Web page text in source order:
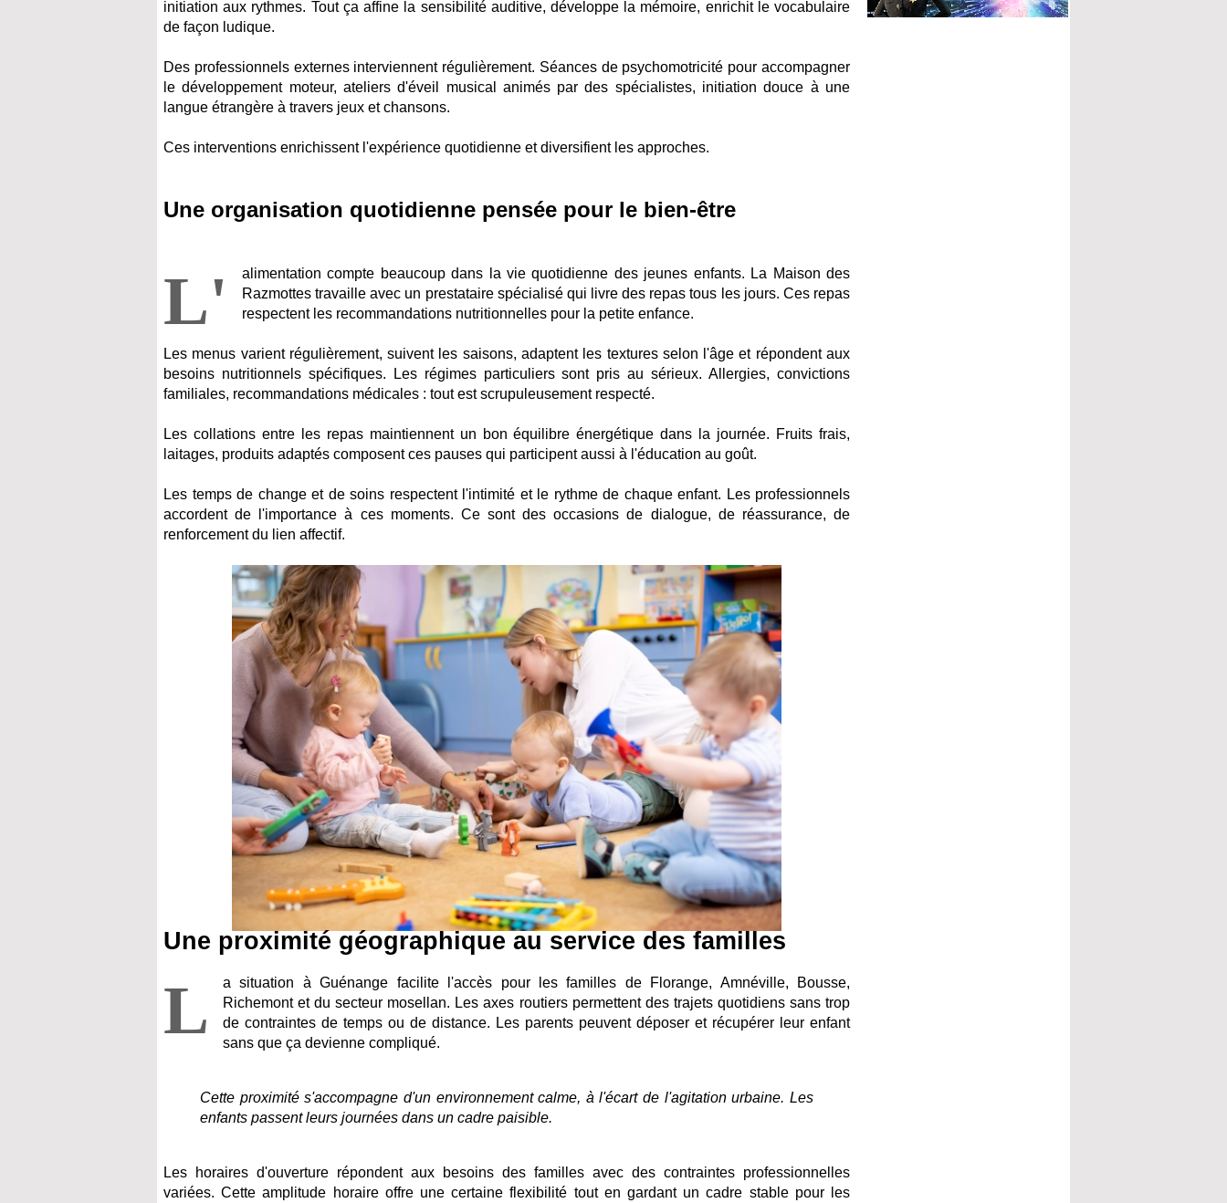
initiation aux rythmes. Tout ça affine la sensibilité auditive, développe la mémoire, enrichit le vocabulaire
de façon ludique.
Des professionnels externes interviennent régulièrement. Séances de psychomotricité pour accompagner
le développement moteur, ateliers d'éveil musical animés par des spécialistes, initiation douce à une
langue étrangère à travers jeux et chansons.
Ces interventions enrichissent l'expérience quotidienne et diversifient les approches.
Une organisation quotidienne pensée pour le bien-être
L'
alimentation compte beaucoup dans la vie quotidienne des jeunes enfants. La Maison des
Razmottes travaille avec un prestataire spécialisé qui livre des repas tous les jours. Ces repas
respectent les recommandations nutritionnelles pour la petite enfance.
Les menus varient régulièrement, suivent les saisons, adaptent les textures selon l'âge et répondent aux
besoins nutritionnels spécifiques.
Les régimes particuliers sont pris au sérieux. Allergies, convictions
familiales, recommandations médicales : tout est scrupuleusement respecté.
Les collations entre les repas maintiennent un bon équilibre énergétique dans la journée. Fruits frais,
laitages, produits adaptés composent ces pauses qui participent aussi à l'éducation au goût.
Les temps de change et de soins respectent l'intimité et le rythme de chaque enfant. Les professionnels
accordent de l'importance à ces moments. Ce sont des occasions de dialogue, de réassurance, de
renforcement du lien affectif.
Une proximité géographique au service des familles
L
a situation à Guénange facilite l'accès pour les familles de Florange, Amnéville, Bousse,
Richemont et du secteur mosellan. Les axes routiers permettent des trajets quotidiens sans trop
de contraintes de temps ou de distance. Les parents peuvent déposer et récupérer leur enfant
sans que ça devienne compliqué.
Cette proximité s'accompagne d'un environnement calme, à l'écart de l'agitation urbaine. Les
enfants passent leurs journées dans un cadre paisible.
Les horaires d'ouverture répondent aux besoins des familles avec des contraintes professionnelles
variées. Cette amplitude horaire offre une certaine flexibilité tout en gardant un cadre stable pour les